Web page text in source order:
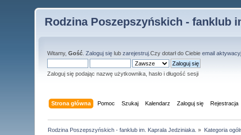
Rodzina Poszepszyńskich - fanklub
Witamy,Gość .Zaloguj się lubzarejestruj .Czy dotarł do Ciebieemail
Zaloguj się podając nazwę użytkownika, hasło i długość sesji
Strona główna Pomoc Szukaj Kalendarz Zaloguj się Rejestracja
Rodzina Poszepszyńskich - fanklub im. Kaprala Jedziniaka. » Kategoria